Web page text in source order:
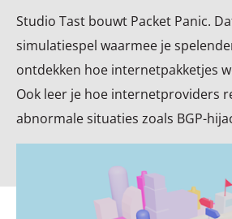
Studio Tast bouwt Packet Panic.
simulatiespel waarmee je
ontdekken hoe internetpakketjes
Ook leer je hoe internetproviders
abnormale situaties zoals BGP-